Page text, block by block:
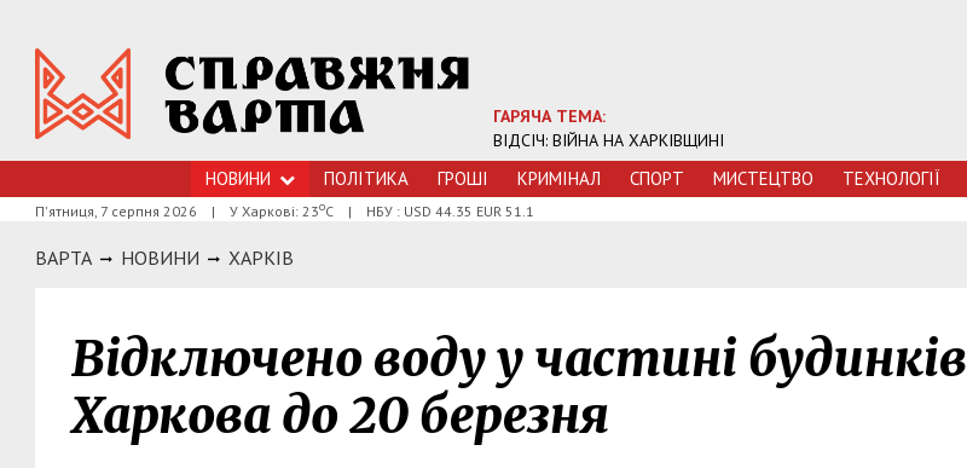
ГАРЯЧА ТЕМА:
ВІДСІЧ: ВІЙНА НА ХАРКІВЩИНІ
НОВИНИ ПОЛІТИКА ГРОШI КРИМIНАЛ СПОРТ МИСТЕЦТВО ТЕХНОЛОГIЇ
П'ятниця, 7 серпня 2026 | У Харкові: 23оС | НБУ : USD 44.35 EUR 51.1
ВАРТА НОВИНИ ХАРКIВ
Відключено воду у частині будинків
Харкова до 20 березня